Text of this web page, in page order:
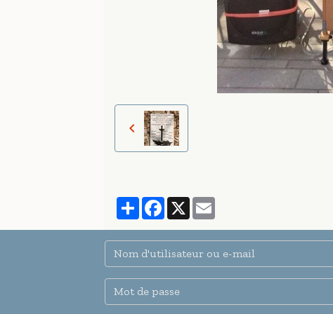
PartagerFacebook
X